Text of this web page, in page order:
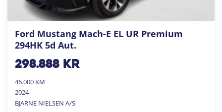
Ford Mustang Mach-E EL UR Premium
294HK 5d Aut.
298.888kr
46.000 KM
2024
BJARNE NIELSEN A/S